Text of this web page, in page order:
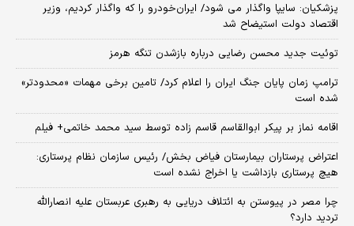
پزشکیان: سایپا واگذار می شود/ ایران‌خودرو را که واگذار کردیم، وزیر
اقتصاد دولت استیضاح شد
توئیت جدید محسن رضایی درباره بازشدن تنگه هرمز
ترامپ زمان پایان جنگ ایران را اعلام کرد/ تامین برخی مهمات «محدودتر»
شده است
اقامه نماز بر پیکر ابوالقاسم قاسم زاده توسط سید محمد خاتمی+ فیلم
اعتراض پرستاران بیمارستان فیاض بخش/ رئیس سازمان نظام پرستاری:
هیچ پرستاری بازداشت یا اخراج نشده است
چرا مصر در پیوستن به ائتلاف دریایی به رهبری عربستان علیه انصارالله
تردید دارد؟